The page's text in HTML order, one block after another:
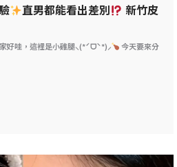
直男都能看出差別 新竹皮
好哇，這裡是小雞腿⸜(*ˊᗜˋ*)⸝
今天要來分